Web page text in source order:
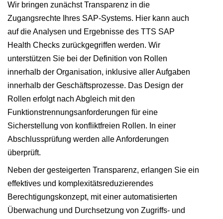
Wir bringen zunächst Transparenz in die
Zugangsrechte Ihres SAP-Systems. Hier kann auch
auf die Analysen und Ergebnisse des TTS SAP
Health Checks zurückgegriffen werden. Wir
unterstützen Sie bei der Definition von Rollen
innerhalb der Organisation, inklusive aller Aufgaben
innerhalb der Geschäftsprozesse. Das Design der
Rollen erfolgt nach Abgleich mit den
Funktionstrennungsanforderungen für eine
Sicherstellung von konfliktfreien Rollen. In einer
Abschlussprüfung werden alle Anforderungen
überprüft.
Neben der gesteigerten Transparenz, erlangen Sie ein
effektives und komplexitätsreduzierendes
Berechtigungskonzept, mit einer automatisierten
Überwachung und Durchsetzung von Zugriffs- und